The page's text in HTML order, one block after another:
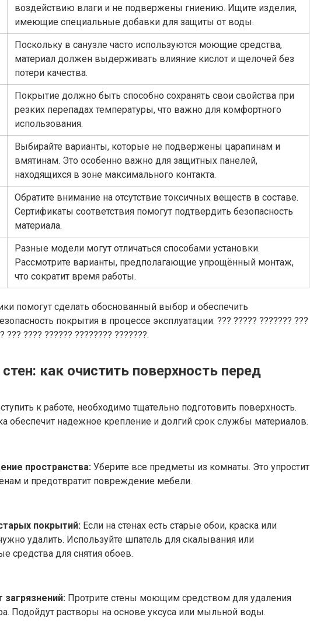
воздействию влаги и не подвержены гниению. Ищите изделия,
имеющие специальные добавки для защиты от воды.
Поскольку в санузле часто используются моющие средства,
материал должен выдерживать влияние кислот и щелочей без
потери качества.
Покрытие должно быть способно сохранять свои свойства при
резких перепадах температуры, что важно для комфортного
использования.
Выбирайте варианты, которые не подвержены царапинам и
вмятинам. Это особенно важно для защитных панелей,
находящихся в зоне максимального контакта.
Обратите внимание на отсутствие токсичных веществ в составе.
Сертификаты соответствия помогут подтвердить безопасность
материала.
Разные модели могут отличаться способами установки.
Рассмотрите варианты, предполагающие упрощённый монтаж,
что сократит время работы.
помогут сделать обоснованный выбор и обеспечить
покрытия в процессе эксплуатации. ??? ????? ??????? ???
??? ???? ?????? ???????? ???????.
как очистить поверхность перед
к работе, необходимо тщательно подготовить поверхность.
обеспечит надежное крепление и долгий срок службы материалов.
пространства: Уберите все предметы из комнаты. Это упростит
и предотвратит повреждение мебели.
покрытий: Если на стенах есть старые обои, краска или
удалить. Используйте шпатель для скалывания или
средства для снятия обоев.
загрязнений: Протрите стены моющим средством для удаления
Подойдут растворы на основе уксуса или мыльной воды.